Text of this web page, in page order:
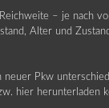
– je nach
Alter und
Pkw
hier herunterladen